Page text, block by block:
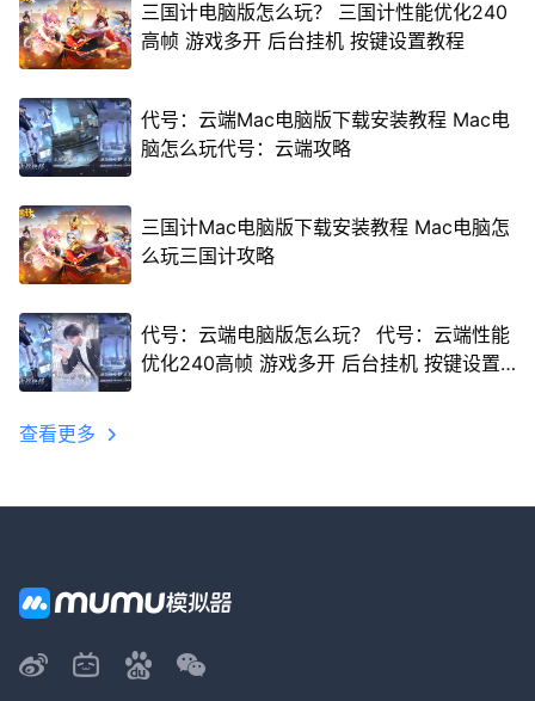
三国计电脑版怎么玩？ 三国计性能优化240
高帧 游戏多开 后台挂机 按键设置教程
代号：云端Mac电脑版下载安装教程 Mac电
脑怎么玩代号：云端攻略
三国计Mac电脑版下载安装教程 Mac电脑怎
么玩三国计攻略
代号：云端电脑版怎么玩？ 代号：云端性能
优化240高帧 游戏多开 后台挂机 按键设置
查看更多